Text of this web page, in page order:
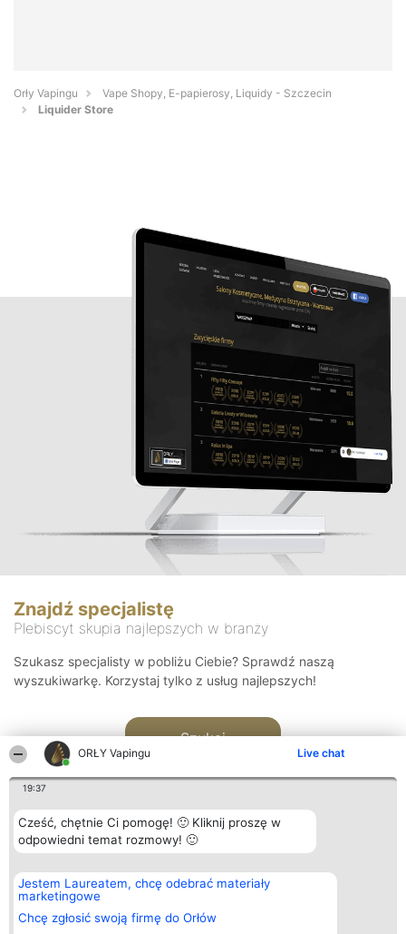
ORŁY Vapingu Live chat
19:37
Cześć, chętnie Ci pomogę! 🙂 Kliknij proszę w
odpowiedni temat rozmowy! 🙂
Jestem Laureatem, chcę odebrać materiały
marketingowe
Chcę zgłosić swoją firmę do Orłów
Orły Vapingu
Vape Shopy, E-papierosy, Liquidy - Szczecin
Liquider Store
Znajdź specjalistę
Plebiscyt skupia najlepszych w branży
Szukasz specjalisty w pobliżu Ciebie? Sprawdź naszą
wyszukiwarkę. Korzystaj tylko z usług najlepszych!
Szukaj
Organizator plebiscytu
Bright Side Solutions sp. z o.
o. sp. k.
ul. Ruska 22
Wrocław 50-079
Plebiscyt
Laureaci
wszystkich
Laureatów
Kontakt
Kontakt